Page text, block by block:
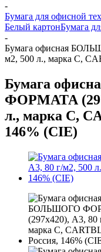
-
Бумага для офисной
Белый картонБумага
-
Бумага офисная
м2, 500 л., марка С,
Бумага
ФОРМАТА
л., марка С,
146% (CIE)